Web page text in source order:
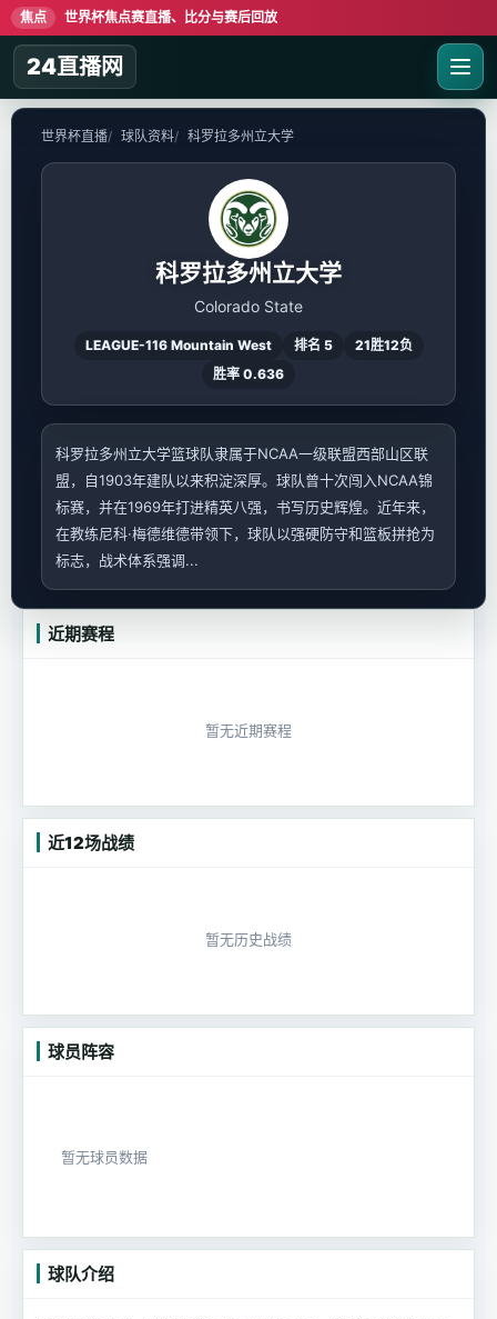
焦点 世界杯焦点赛直播、比分与赛后回放
24直播网
世界杯直播 球队资料 科罗拉多州立大学
科罗拉多州立大学
Colorado State
LEAGUE-116 Mountain West 排名 5
21胜12负
胜率 0.636
科罗拉多州立大学篮球队隶属于NCAA一级联盟西部山区联
盟，自1903年建队以来积淀深厚。球队曾十次闯入NCAA锦
标赛，并在1969年打进精英八强，书写历史辉煌。近年来，
在教练尼科·梅德维德带领下，球队以强硬防守和篮板拼抢为
标志，战术体系强调...
近期赛程
暂无近期赛程
近12场战绩
暂无历史战绩
球员阵容
暂无球员数据
球队介绍